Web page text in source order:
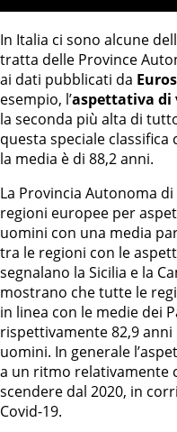
In Italia ci sono alcune
tratta delle Province
ai dati pubblicati da
esempio, l’aspettativa di
la seconda più alta di
questa speciale classifica
la media è di 88,2 anni.
La Provincia Autonoma
regioni europee per
uomini con una media
tra le regioni con le
segnalano la Sicilia e la
mostrano che tutte le
in linea con le medie dei
rispettivamente 82,9
uomini. In generale
a un ritmo relativamente
scendere dal 2020, in
Covid-19.